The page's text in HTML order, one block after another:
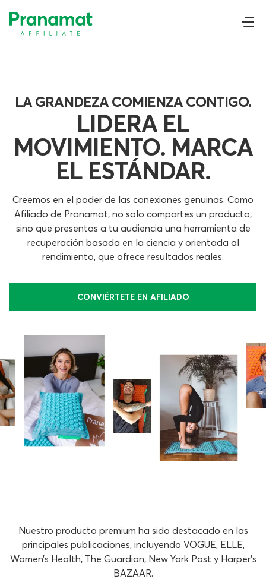
LA GRANDEZA COMIENZA CONTIGO.
LIDERA EL
MOVIMIENTO. MARCA
EL ESTÁNDAR.
Creemos en el poder de las conexiones genuinas. Como
Afiliado de Pranamat, no solo compartes un producto,
sino que presentas a tu audiencia una herramienta de
recuperación basada en la ciencia y orientada al
rendimiento, que ofrece resultados reales.
CONVIÉRTETE EN AFILIADO
Nuestro producto premium ha sido destacado en las
principales publicaciones, incluyendo VOGUE, ELLE,
Women’s Health, The Guardian, New York Post y Harper’s
BAZAAR.